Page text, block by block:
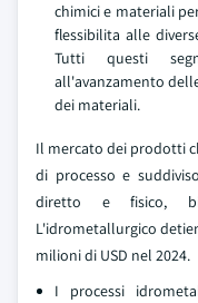
chimici e materiali
flessibilita alle
Tutti questi
all'avanzamento
dei materiali.
Il mercato dei prodotti
di processo e
diretto e fisico,
L'idrometallurgico
milioni di USD nel 2024.
I processi